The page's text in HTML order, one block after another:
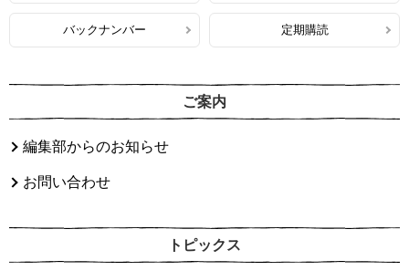
バックナンバー 定期購読
ご案内
編集部からのお知らせ
お問い合わせ
トピックス